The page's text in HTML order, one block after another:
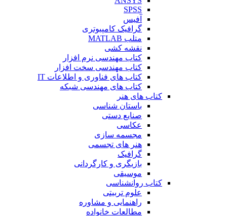
SPSS
آفیس
گرافیک کامپیوتری
متلب MATLAB
نقشه کشی
کتاب مهندسی نرم افزار
کتاب مهندسی سخت افزار
کتاب های فناوری و اطلاعات IT
کتاب های مهندسی شبکه
کتاب های هنر
باستان شناسی
صنایع دستی
عکاسی
مجسمه سازی
هنر های تجسمی
گرافیک
بازیگری و کارگردانی
موسیقی
کتاب روانشناسی
علوم تربیتی
راهنمایی و مشاوره
مطالعات خانواده